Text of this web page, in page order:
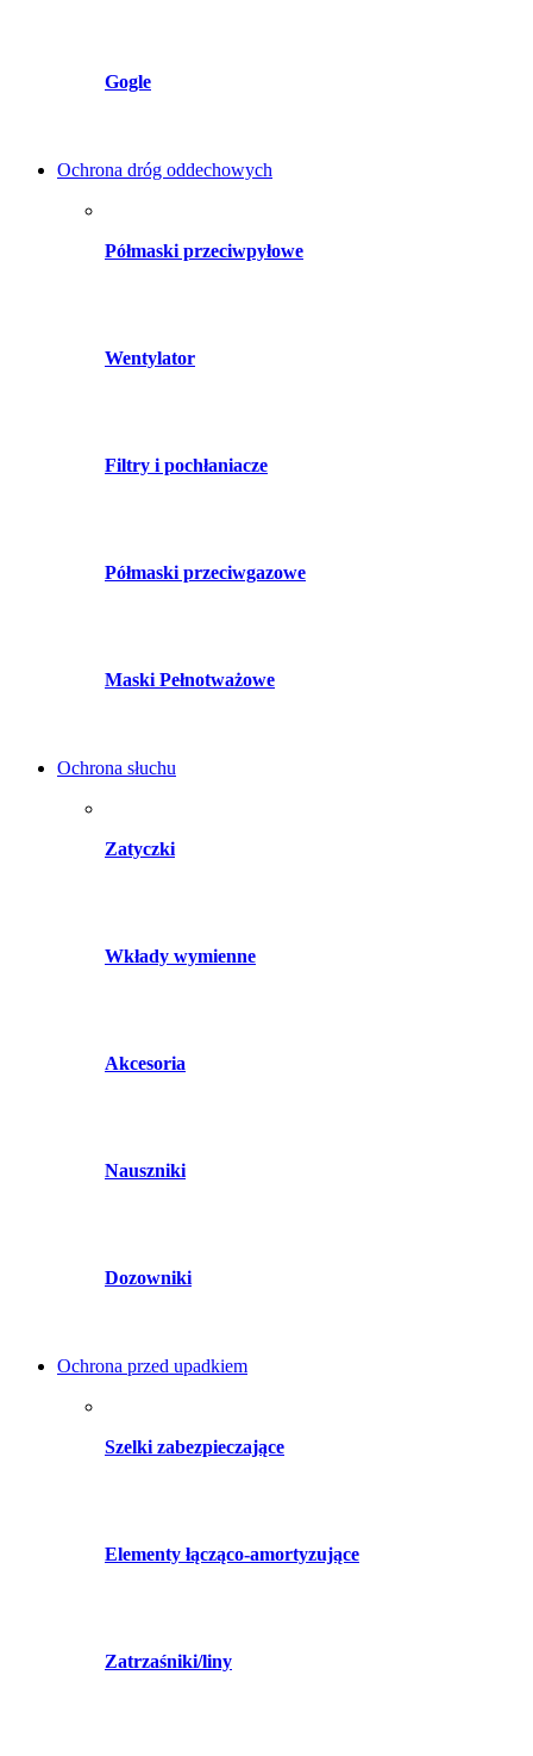
Gogle
Ochrona dróg oddechowych
Półmaski przeciwpyłowe
Wentylator
Filtry i pochłaniacze
Półmaski przeciwgazowe
Maski Pełnotważowe
Ochrona słuchu
Zatyczki
Wkłady wymienne
Akcesoria
Nauszniki
Dozowniki
Ochrona przed upadkiem
Szelki zabezpieczające
Elementy łącząco-amortyzujące
Zatrzaśniki/liny